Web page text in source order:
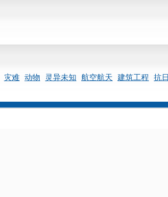
灾难 动物 灵异未知 航空航天 建筑工程 抗日